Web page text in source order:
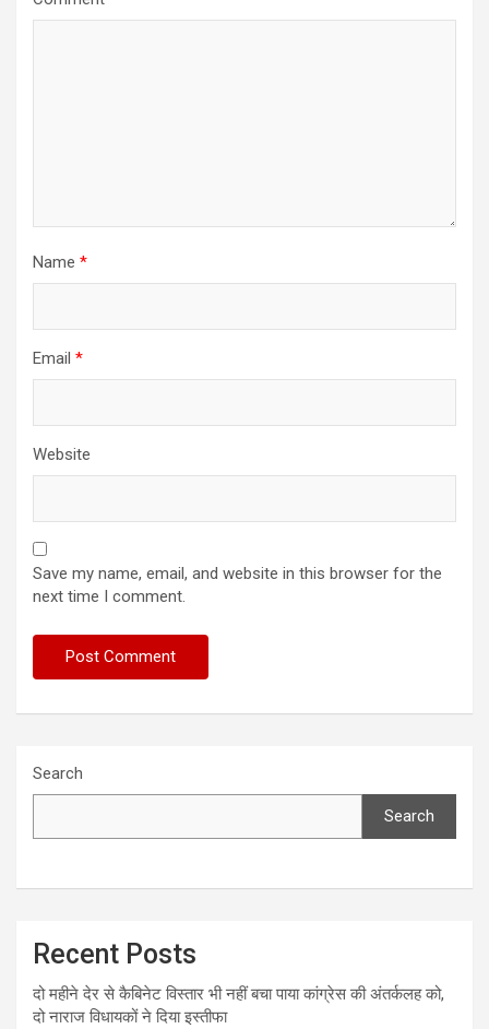
Name *
Email *
Website
Save my name, email, and website in this browser for the
next time I comment.
Search
Search
Recent Posts
दो महीने देर से कैबिनेट विस्तार भी नहीं बचा पाया कांग्रेस की अंतर्कलह को,
दो नाराज विधायकों ने दिया इस्तीफा